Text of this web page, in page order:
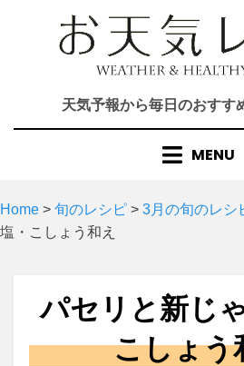
天気予報から毎日のおすす
MENU
Home > 旬のレシピ > 3月の旬のレシ
塩・こしょう和え
パセリと新じ
こしょう